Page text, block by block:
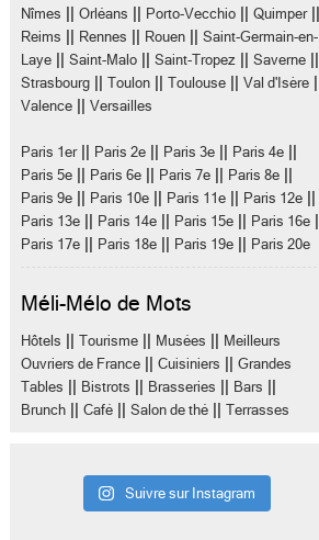
Nîmes Orléans Porto-Vecchio Quimper||
Reims Rennes Rouen
Saint-Germain-en-
Laye
Saint-Malo Saint-Tropez Saverne
Strasbourg Toulon Toulouse Val d'Isère
Valence Versailles
Paris 1er|| Paris 2e Paris 3e Paris 4e
Paris 5e Paris 6e Paris 7e Paris 8e
Paris 9e Paris 10e Paris 11e Paris 12e
Paris 13e Paris 14e Paris 15e Paris 16e
Paris 17e Paris 18e Paris 19e Paris 20e
Méli-Mélo de Mots
Hôtels Tourisme Musées
Meilleurs
Ouvriers de France
Cuisiniers
Grandes
Tables
Bistrots Brasseries Bars
Brunch Café Salon de thé Terrasses
Suivre sur Instagram